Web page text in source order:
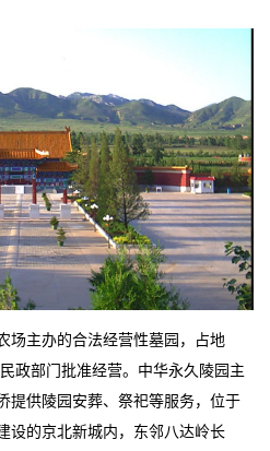
场主办的合法经营性墓园，占地
政部门批准经营。中华永久陵园主
提供陵园安葬、祭祀等服务，位于
设的京北新城内，东邻八达岭长